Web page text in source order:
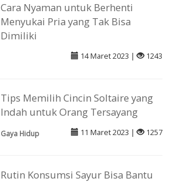
Cara Nyaman untuk Berhenti
Menyukai Pria yang Tak Bisa
Dimiliki
14 Maret 2023 | 1243
Tips Memilih Cincin Soltaire yang
Indah untuk Orang Tersayang
Gaya Hidup 11 Maret 2023 | 1257
Rutin Konsumsi Sayur Bisa Bantu